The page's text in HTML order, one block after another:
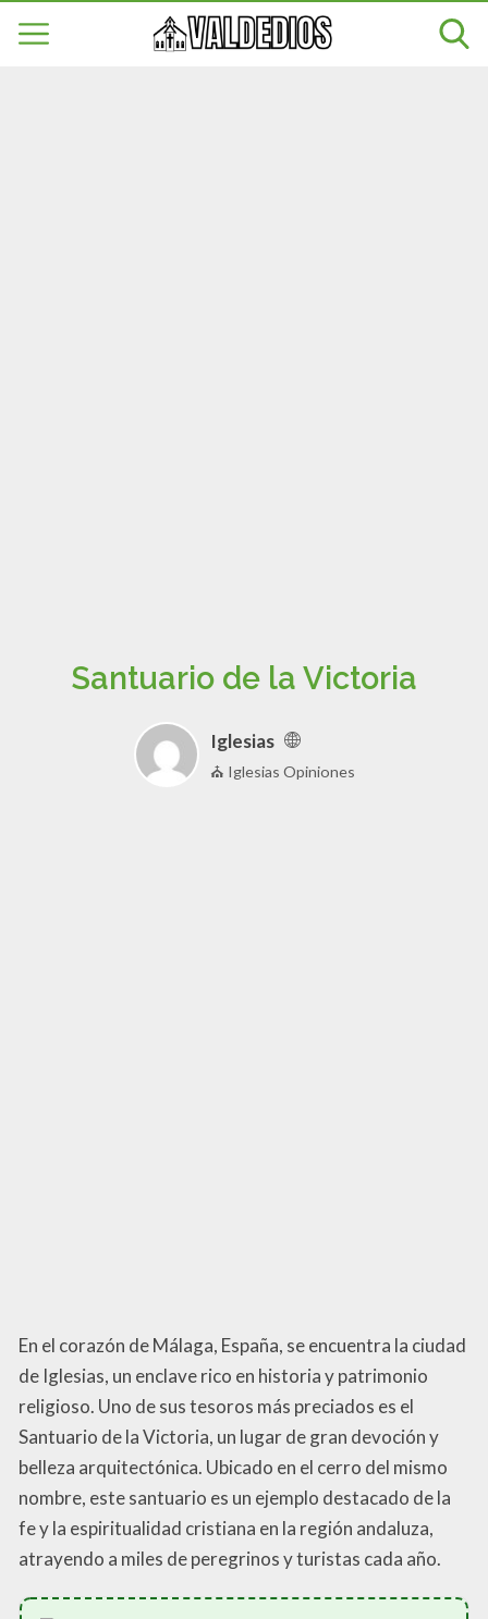
Santuario de la Victoria
Iglesias
⛪ Iglesias Opiniones
En el corazón de Málaga, España, se encuentra la ciudad
de Iglesias, un enclave rico en historia y patrimonio
religioso. Uno de sus tesoros más preciados es el
Santuario de la Victoria, un lugar de gran devoción y
belleza arquitectónica. Ubicado en el cerro del mismo
nombre, este santuario es un ejemplo destacado de la
fe y la espiritualidad cristiana en la región andaluza,
atrayendo a miles de peregrinos y turistas cada año.